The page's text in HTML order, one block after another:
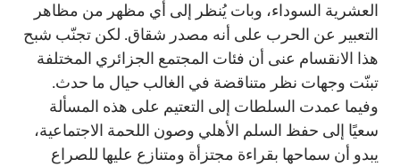
العشرية السوداء، وبات يُنظر إلى أي مظهر من مظاهر
التعبير عن الحرب على أنه مصدر شقاق. لكن تجنّب شبح
هذا الانقسام عنى أن فئات المجتمع الجزائري المختلفة
تبنّت وجهات نظر متناقضة في الغالب حيال ما حدث.
وفيما عمدت السلطات إلى التعتيم على هذه المسألة
سعيًا إلى حفظ السلم الأهلي وصون اللحمة الاجتماعية،
يبدو أن سماحها بقراءة مجتزأة ومتنازع عليها للصراع